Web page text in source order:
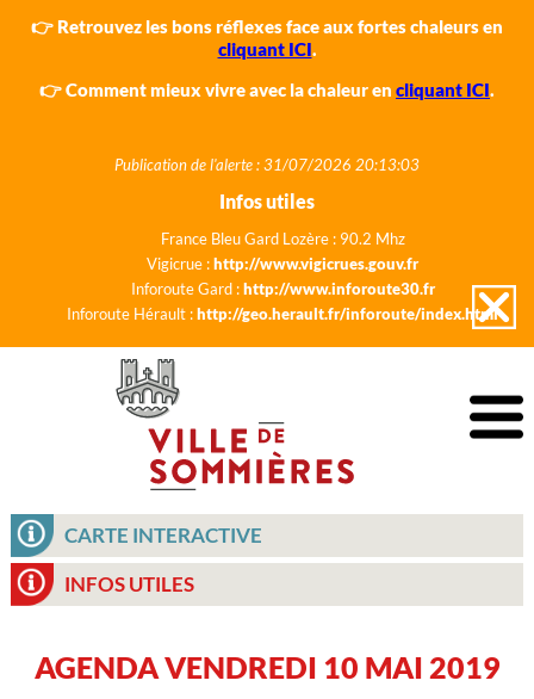
👉 Retrouvez les bons réflexes face aux fortes chaleurs en
cliquant ICI.
👉 Comment mieux vivre avec la chaleur en cliquant ICI.
Publication de l'alerte : 31/07/2026 20:13:03
Infos utiles
France Bleu Gard Lozère : 90.2 Mhz
Vigicrue :http://www.vigicrues.gouv.fr
Inforoute Gard :http://www.inforoute30.fr
Inforoute Hérault :http://geo.herault.fr/inforoute/index.html
CARTE INTERACTIVE
INFOS UTILES
AGENDA VENDREDI 10 MAI 2019